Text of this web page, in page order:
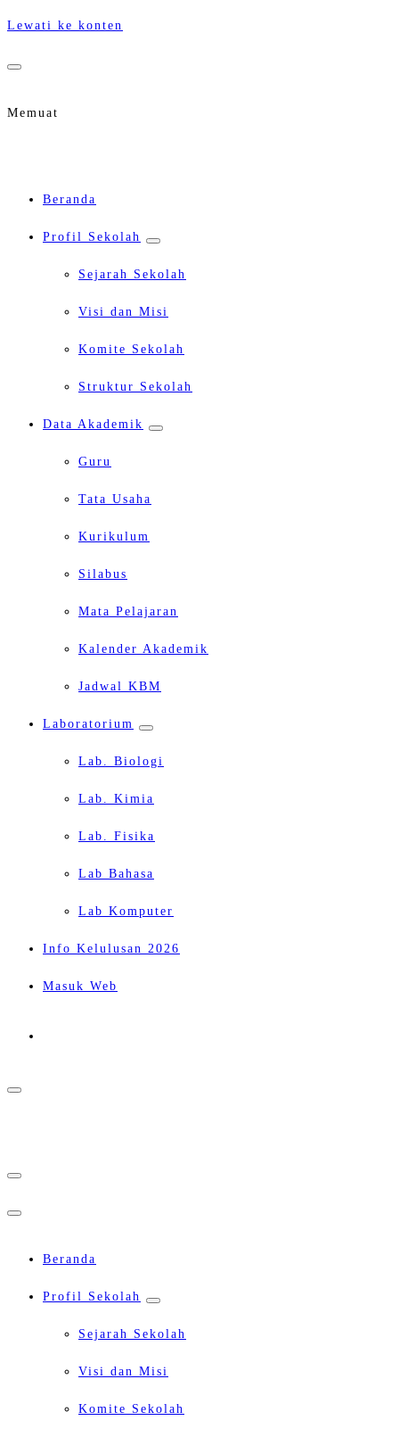
Lewati ke konten
Memuat
Beranda
Profil Sekolah
Sejarah Sekolah
Visi dan Misi
Komite Sekolah
Struktur Sekolah
Data Akademik
Guru
Tata Usaha
Kurikulum
Silabus
Mata Pelajaran
Kalender Akademik
Jadwal KBM
Laboratorium
Lab. Biologi
Lab. Kimia
Lab. Fisika
Lab Bahasa
Lab Komputer
Info Kelulusan 2026
Masuk Web
Beranda
Profil Sekolah
Sejarah Sekolah
Visi dan Misi
Komite Sekolah